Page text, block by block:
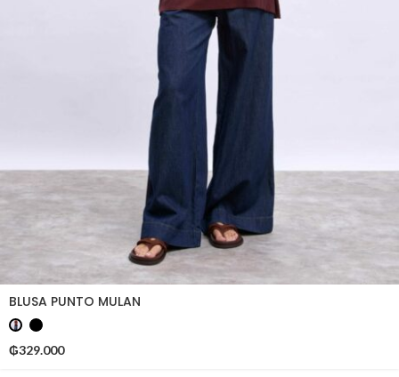
BLUSA PUNTO MULAN
₲329.000